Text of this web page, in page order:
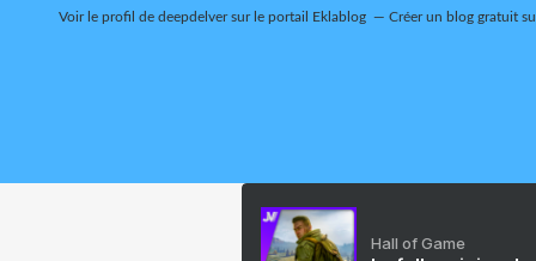
Voir le profil de deepdelversur le portail Eklablog Créer un blog gratuit
Hall of Game